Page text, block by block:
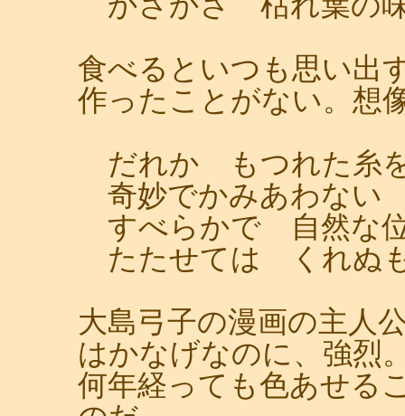
食べるといつも思い出
作ったことがない。想
だれか もつれた糸
奇妙でかみあわない
すべらかで 自然な
たたせては くれぬ
大島弓子の漫画の主人
はかなげなのに、強烈
何年経っても色あせる